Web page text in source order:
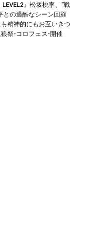
LEVEL2』松坂桃李、“戦
との過酷なシーン回顧
も精神的にもお互いきつ
祭-コロフェス-開催